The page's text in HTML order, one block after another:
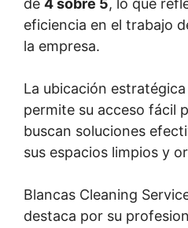
de 4 sobre 5, lo que
eficiencia en el trabajo
la empresa.
La ubicación
permite su acceso fácil
buscan soluciones
sus espacios limpios y
Blancas Cleaning
destaca por su